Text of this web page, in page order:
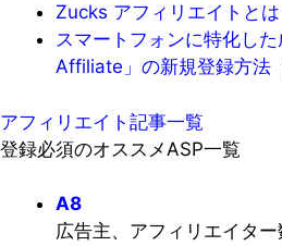
Zucks アフィリエイトと
スマートフォンに特化し
Affiliate」の新規登録方法
アフィリエイト記事一覧
登録必須のオススメASP一覧
A8
広告主、アフィリエイタ